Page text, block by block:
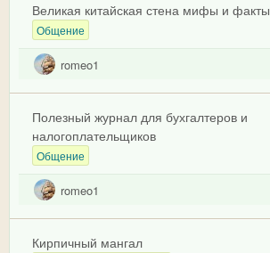
Великая китайская стена мифы и факты
Общение
romeo1
Полезный журнал для бухгалтеров и
налогоплательщиков
Общение
romeo1
Кирпичный мангал